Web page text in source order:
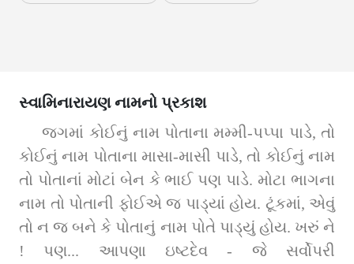
સ્વામિનારાયણ નામનો પ્રકાશ
જગમાં કોઈનું નામ પોતાના મમ્મી-પપ્પા પાડે, તો
કોઈનું નામ પોતાના માસા-માસી પાડે, તો કોઈનું નામ
તો પોતાનાં મોટાં બેન કે ભાઈ પણ પાડે. મોટા ભાગના
નામ તો પોતાની ફોઈએ જ પાડ્યાં હોય. ટૂંકમાં, એવું
તો ન જ બને કે પોતાનું નામ પોતે પાડ્યું હોય. ખરું ને
! પણ... આપણા ઇષ્ટદેવ - જે સર્વોપરી